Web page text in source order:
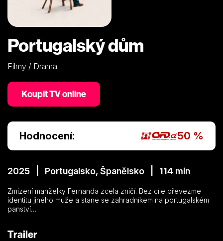
Portugalský dům
Filmy / Drama
Koupit TV online
Hodnocení: 50 %
2025 | Portugalsko, Španělsko | 114 min
Zmizení manželky Fernanda zcela zničí. Bez cíle převezme
identitu jiného muže a stane se zahradníkem na portugalském
panství…
Trailer